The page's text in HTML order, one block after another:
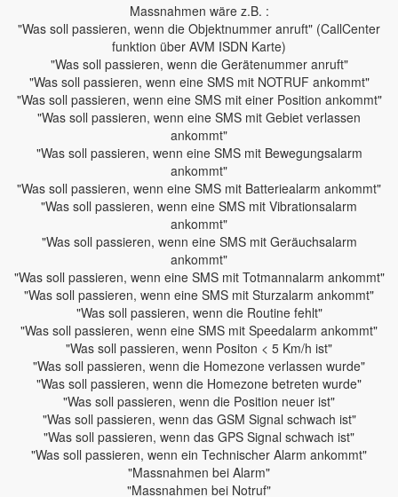
Massnahmen wäre z.B. :
"Was soll passieren, wenn die Objektnummer anruft" (CallCenter
funktion über AVM ISDN Karte)
"Was soll passieren, wenn die Gerätenummer anruft"
"Was soll passieren, wenn eine SMS mit NOTRUF ankommt"
"Was soll passieren, wenn eine SMS mit einer Position ankommt"
"Was soll passieren, wenn eine SMS mit Gebiet verlassen
ankommt"
"Was soll passieren, wenn eine SMS mit Bewegungsalarm
ankommt"
"Was soll passieren, wenn eine SMS mit Batteriealarm ankommt"
"Was soll passieren, wenn eine SMS mit Vibrationsalarm
ankommt"
"Was soll passieren, wenn eine SMS mit Geräuchsalarm
ankommt"
"Was soll passieren, wenn eine SMS mit Totmannalarm ankommt"
"Was soll passieren, wenn eine SMS mit Sturzalarm ankommt"
"Was soll passieren, wenn die Routine fehlt"
"Was soll passieren, wenn eine SMS mit Speedalarm ankommt"
"Was soll passieren, wenn Positon < 5 Km/h ist"
"Was soll passieren, wenn die Homezone verlassen wurde"
"Was soll passieren, wenn die Homezone betreten wurde"
"Was soll passieren, wenn die Position neuer ist"
"Was soll passieren, wenn das GSM Signal schwach ist"
"Was soll passieren, wenn das GPS Signal schwach ist"
"Was soll passieren, wenn ein Technischer Alarm ankommt"
"Massnahmen bei Alarm"
"Massnahmen bei Notruf"